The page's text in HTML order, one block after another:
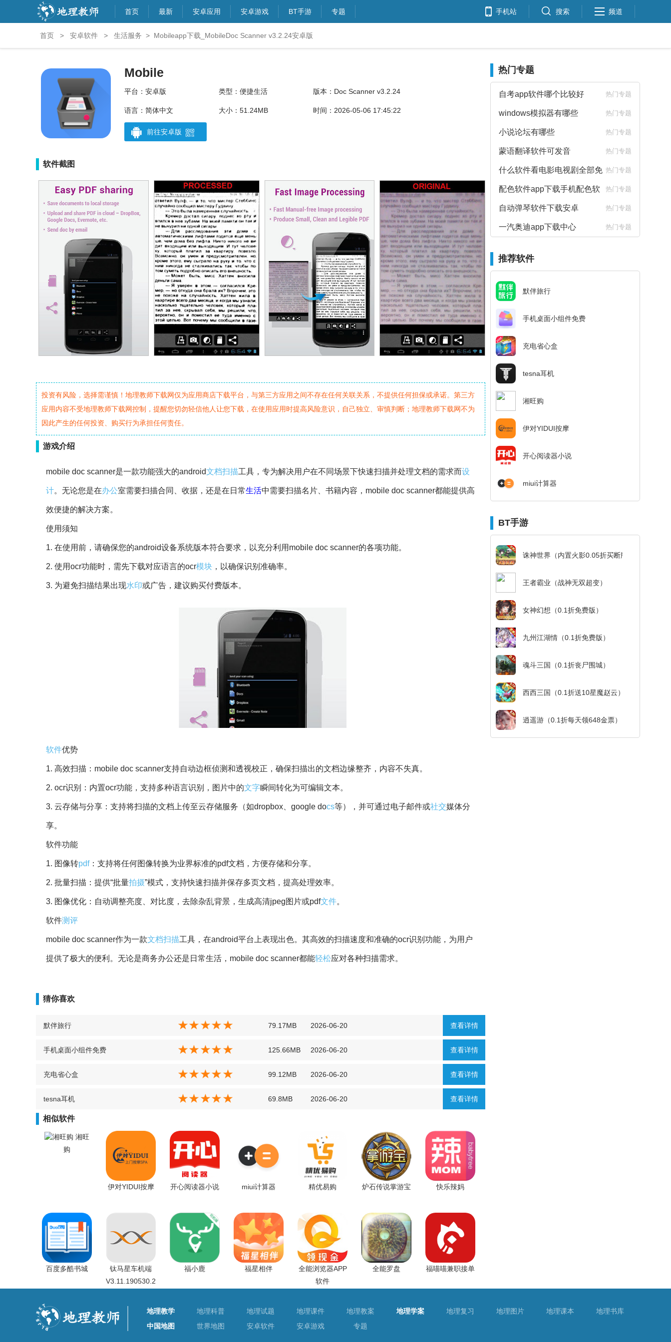
首页 最新 安卓应用 安卓游戏 BT手游 专题 手机站 搜索 频道
首页 > 安卓软件 > 生活服务 > Mobileapp下载_MobileDoc Scanner v3.2.24安卓版
Mobile
平台：安卓版 类型：便捷生活 版本：Doc Scanner v3.2.24
语言：简体中文 大小：51.24MB 时间：2026-05-06 17:45:22
前往安卓版
软件截图
投资有风险，选择需谨慎！地理教师下载网仅为应用商店下载平台，与第三方应用之间不存在任何关联关系，不提供任何担保或承诺。第三方
应用内容不受地理教师下载网控制，提醒您切勿轻信他人让您下载，在使用应用时提高风险意识，自己独立、审慎判断；地理教师下载网不为
因此产生的任何投资、购买行为承担任何责任。
游戏介绍
mobile doc scanner是一款功能强大的android文档扫描工具，专为解决用户在不同场景下快速扫描并处理文档的需求而设
计。无论您是在办公室需要扫描合同、收据，还是在日常生活中需要扫描名片、书籍内容，mobile doc scanner都能提供高
效便捷的解决方案。
使用须知
1. 在使用前，请确保您的android设备系统版本符合要求，以充分利用mobile doc scanner的各项功能。
2. 使用ocr功能时，需先下载对应语言的ocr模块 ，以确保识别准确率。
3. 为避免扫描结果出现水印或广告，建议购买付费版本。
软件优势
1. 高效扫描：mobile doc scanner支持自动边框侦测和透视校正，确保扫描出的文档边缘整齐，内容不失真。
2. ocr识别：内置ocr功能，支持多种语言识别，图片中的文字瞬间转化为可编辑文本。
3. 云存储与分享：支持将扫描的文档上传至云存储服务（如dropbox、google docs等），并可通过电子邮件或社交媒体分
享。
软件功能
1. 图像转pdf：支持将任何图像转换为业界标准的pdf文档，方便存储和分享。
2. 批量扫描：提供“批量拍摄”模式，支持快速扫描并保存多页文档，提高处理效率。
3. 图像优化：自动调整亮度、对比度，去除杂乱背景，生成高清jpeg图片或pdf文件。
软件测评
mobile doc scanner作为一款文档扫描工具，在android平台上表现出色。其高效的扫描速度和准确的ocr识别功能，为用户
提供了极大的便利。无论是商务办公还是日常生活，mobile doc scanner都能轻松应对各种扫描需求。
猜你喜欢
查看详情
默伴旅行 79.17MB 2026-06-20
查看详情
手机桌面小组件免费 125.66MB 2026-06-20
查看详情
充电省心盒 99.12MB 2026-06-20
查看详情
tesna耳机 69.8MB 2026-06-20
相似软件
湘旺
购
伊对YIDUI按摩 开心阅读器小说 miui计算器 精优易购 炉石传说掌游宝 快乐辣妈
百度多酷书城
钛马星车机端
V3.11.190530.2
福小鹿 福星相伴
全能浏览器APP
软件
全能罗盘 福喵喵兼职接单
热门专题
自考app软件哪个比较好 热门专题
windows模拟器有哪些 热门专题
小说论坛有哪些 热门专题
蒙语翻译软件可发音 热门专题
什么软件看电影电视剧全部免
费
热门专题
配色软件app下载手机配色软
件下载
热门专题
自动弹琴软件下载安卓 热门专题
一汽奥迪app下载中心 热门专题
推荐软件
默伴旅行
手机桌面小组件免费
充电省心盒
tesna耳机
湘旺购
伊对YIDUI按摩
开心阅读器小说
miui计算器
BT手游
诛神世界（内置火影0.05折买断版）
王者霸业（战神无双超变）
女神幻想（0.1折免费版）
九州江湖情（0.1折免费版）
魂斗三国（0.1折丧尸围城）
西西三国（0.1折送10星魔赵云）
逍遥游（0.1折每天领648金票）
地理教学 地理科普 地理试题 地理课件 地理教案 地理学案 地理复习 地理图片 地理课本
地理书库
中国地图
世界地图 安卓软件 安卓游戏 专题